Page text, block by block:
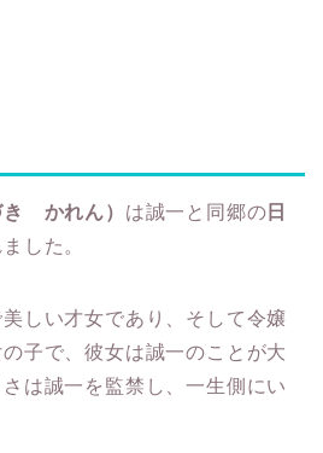
き かれん） は誠一と同郷の 日
した。
しい才女であり、そして令嬢
子で、彼女は誠一のことが大
は誠一を監禁し、一生側にい